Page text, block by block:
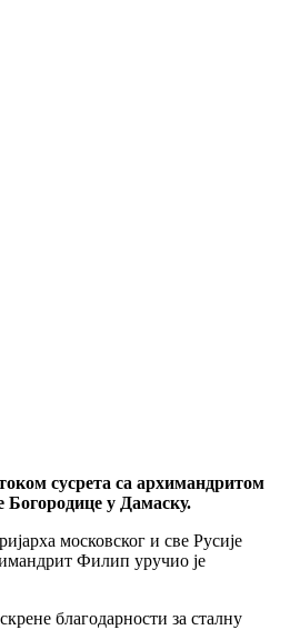
сусрета са архимандритом
у Дамаску.
московског и све Русије
Филип уручио је
благодарности за сталну